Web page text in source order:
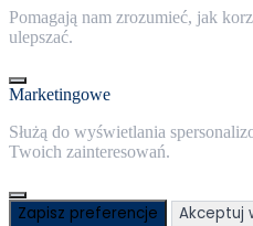
Pomagają nam zrozumieć, jak
ulepszać.
Marketingowe
Służą do wyświetlania
Twoich zainteresowań.
Zapisz preferencje Akceptuj